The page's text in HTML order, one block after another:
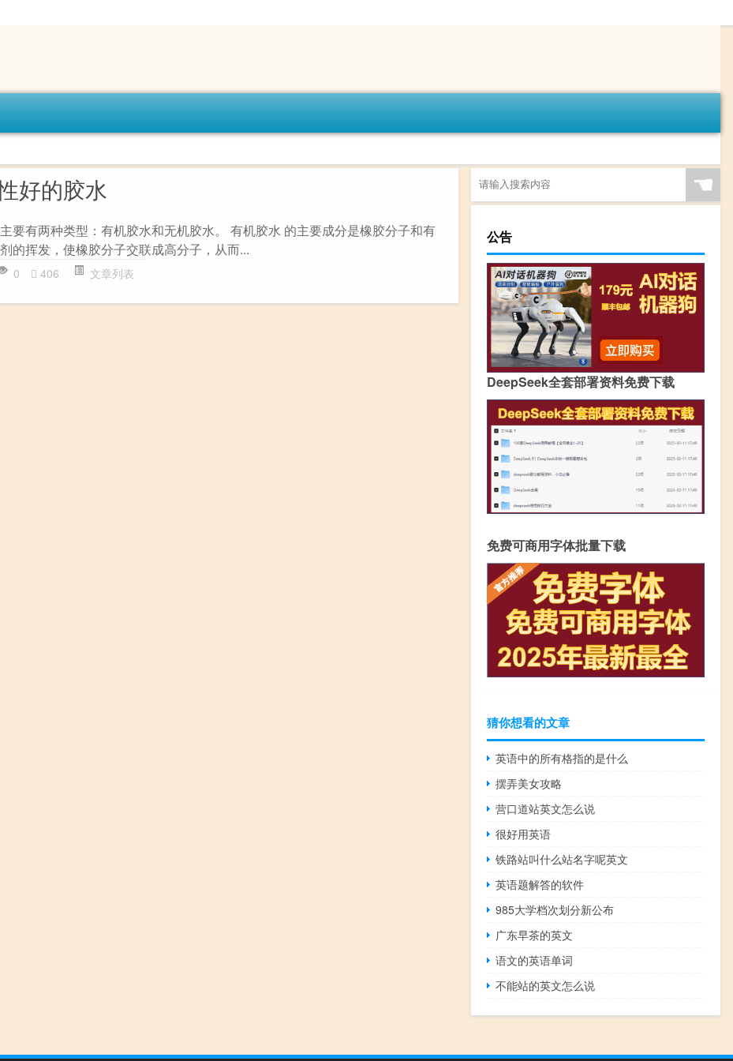
好的胶水
要有两种类型：有机胶水和无机胶水。 有机胶水 的主要成分是橡胶分子和有
的挥发，使橡胶分子交联成高分子，从而...
0 406 文章列表
☚
公告
DeepSeek全套部署资料免费下载
免费可商用字体批量下载
猜你想看的文章
英语中的所有格指的是什么
摆弄美女攻略
营口道站英文怎么说
很好用英语
铁路站叫什么站名字呢英文
英语题解答的软件
985大学档次划分新公布
广东早茶的英文
语文的英语单词
不能站的英文怎么说